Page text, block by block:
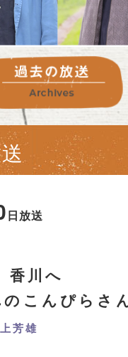
日放送
川へ
こんぴらさ
芳雄